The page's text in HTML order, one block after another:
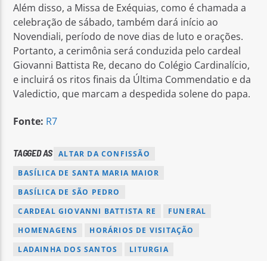
Além disso, a Missa de Exéquias, como é chamada a
celebração de sábado, também dará início ao
Novendiali, período de nove dias de luto e orações.
Portanto, a cerimônia será conduzida pelo cardeal
Giovanni Battista Re, decano do Colégio Cardinalício,
e incluirá os ritos finais da Última Commendatio e da
Valedictio, que marcam a despedida solene do papa.
Fonte: R7
TAGGED AS ALTAR DA CONFISSÃO
BASÍLICA DE SANTA MARIA MAIOR
BASÍLICA DE SÃO PEDRO
CARDEAL GIOVANNI BATTISTA RE
FUNERAL
HOMENAGENS
HORÁRIOS DE VISITAÇÃO
LADAINHA DOS SANTOS
LITURGIA